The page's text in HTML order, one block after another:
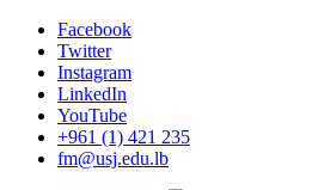
Facebook
Twitter
Instagram
LinkedIn
YouTube
+961 (1) 421 235
fm@usj.edu.lb